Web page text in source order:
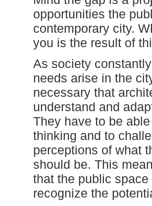
opportunities the
contemporary city.
you is the result of
As society
needs arise in the
necessary that
understand and
They have to be
thinking and to
perceptions of what
should be. This
that the public
recognize the